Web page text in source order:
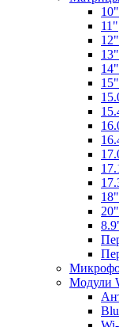
10"
11"
12"
13"
14"
15"
18"
20"
Модули